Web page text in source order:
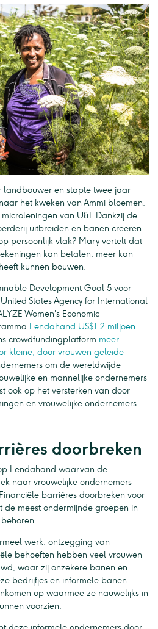
landbouwer en stapte twee jaar
het kweken van Ammi bloemen.
van U&I. Dankzij de
uitbreiden en banen creëren
persoonlijk vlak? Mary vertelt dat
kan betalen, meer kan
kunnen bouwen.
Development Goal 5 voor
States Agency for International
Women's Economic
Lendahand US$1.2 miljoen
crowdfundingplatform meer
kleine, door vrouwen geleide
om de wereldwijde
en mannelijke ondernemers
ook op het versterken van door
en vrouwelijke ondernemers.
doorbreken
Lendahand waarvan de
naar vrouwelijke ondernemers
barrières doorbreken voor
de meest ondermijnde groepen in
werk, ontzegging van
behoeften hebben veel vrouwen
waar zij onzekere banen en
bedrijfjes en informele banen
op waarmee ze nauwelijks in
voorzien.